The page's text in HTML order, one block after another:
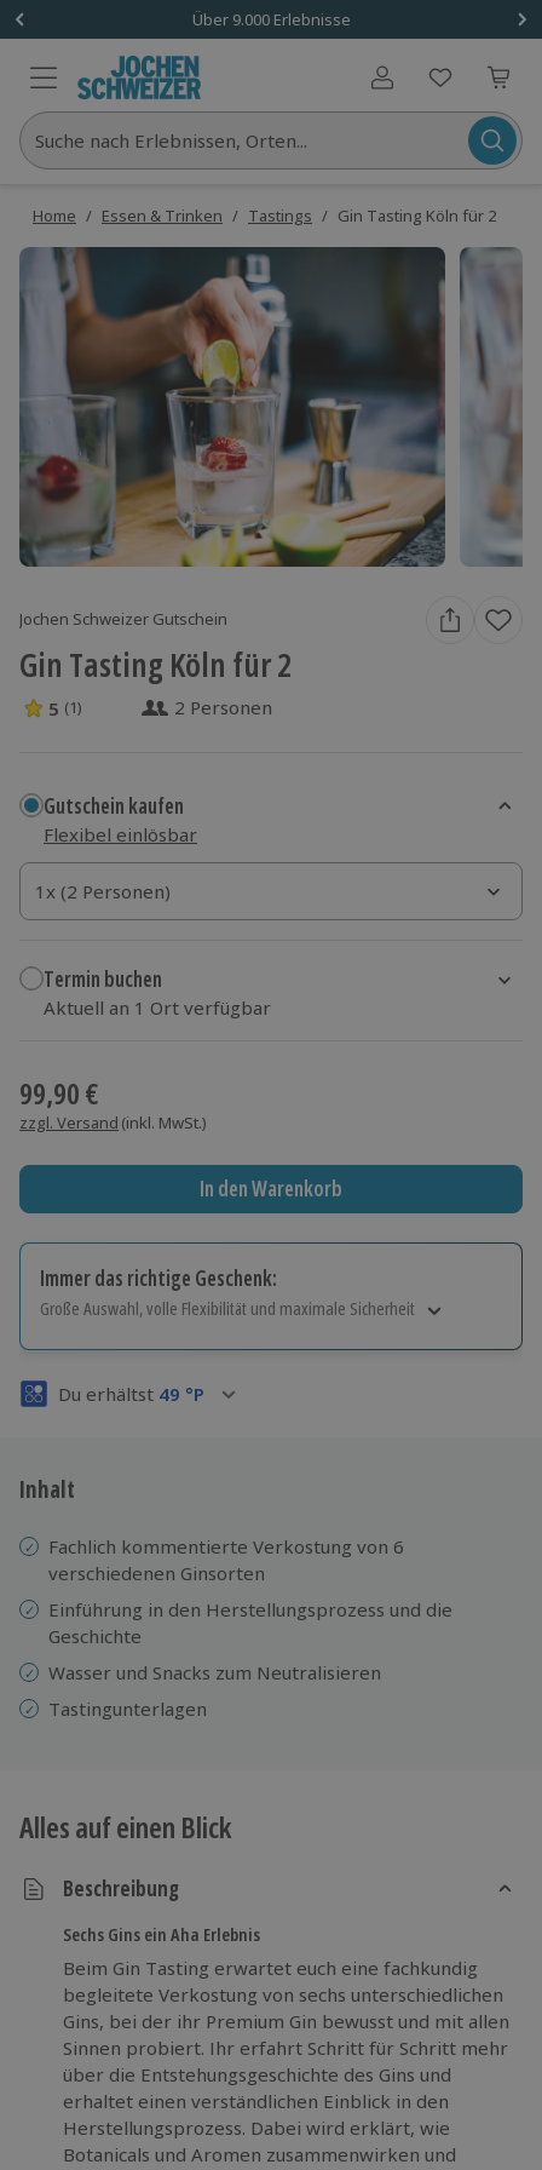
Über 9.000 Erlebnisse
Benutzerkonto
Suche nach Erlebnissen, Orten...
Home / Essen & Trinken / Tastings / Gin Tasting Köln für 2
Jochen Schweizer Gutschein
Gin Tasting Köln für 2
5 Sterne von 5 aus 1 Bewertungen
5 (1) 2 Personen
Gutschein kaufen
Flexibel einlösbar
1x (2 Personen)
1x (2 Personen)
1x (2 Personen)
Termin buchen
Aktuell an 1 Ort verfügbar
99,90 €
zzgl. Versand (inkl. MwSt.)
In den Warenkorb
Immer das richtige Geschenk:
Große Auswahl, volle Flexibilität und maximale Sicherheit
Volle Flexibilität
3 Jahre gültig & verlängerbar.
Du erhältst 49 °P
Inhalt
Fachlich kommentierte Verkostung von 6
verschiedenen Ginsorten
Einführung in den Herstellungsprozess und die
Geschichte
Wasser und Snacks zum Neutralisieren
Tastingunterlagen
Alles auf einen Blick
Beschreibung
Sechs Gins ein Aha Erlebnis
Beim Gin Tasting erwartet euch eine fachkundig
begleitete Verkostung von sechs unterschiedlichen
Gins, bei der ihr Premium Gin bewusst und mit allen
Sinnen probiert. Ihr erfahrt Schritt für Schritt mehr
über die Entstehungsgeschichte des Gins und
erhaltet einen verständlichen Einblick in den
Herstellungsprozess. Dabei wird erklärt, wie
Botanicals und Aromen zusammenwirken und